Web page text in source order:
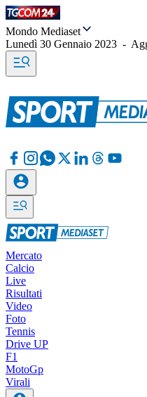
Mondo Mediaset
Lunedì 30 Gennaio 2023 -
Mercato
Calcio
Live
Risultati
Video
Foto
Tennis
Drive UP
F1
MotoGp
Virali